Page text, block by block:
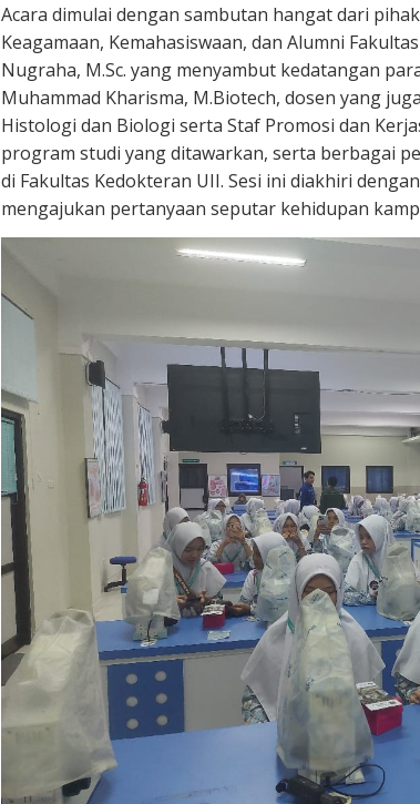
Acara dimulai dengan sambutan hangat dari
Keagamaan, Kemahasiswaan, dan Alumni
Nugraha, M.Sc. yang menyambut kedatangan
Muhammad Kharisma, M.Biotech, dosen yang
Histologi dan Biologi serta Staf Promosi dan
program studi yang ditawarkan, serta berbagai
di Fakultas Kedokteran UII. Sesi ini diakhiri
mengajukan pertanyaan seputar kehidupan